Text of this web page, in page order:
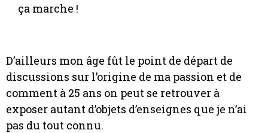
ça marche !
D’ailleurs mon âge fût le point de départ de
discussions sur l’origine de ma passion et de
comment à 25 ans on peut se retrouver à
exposer autant d’objets d’enseignes que je n’ai
pas du tout connu.